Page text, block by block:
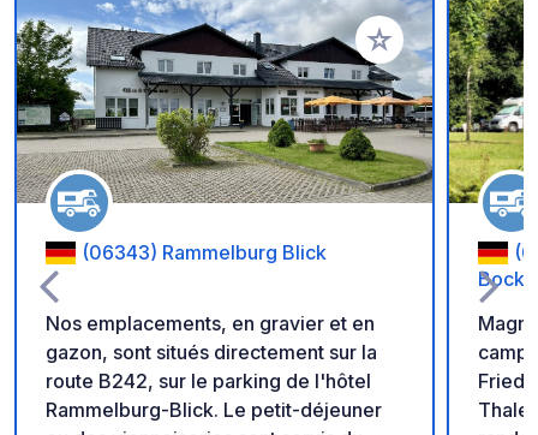
Ajouter à vos
(06343) Rammelburg Blick
Nos emplacements, en gravier et en
gazon, sont situés directement sur la
route B242, sur le parking de l'hôtel
Rammelburg-Blick. Le petit-déjeuner